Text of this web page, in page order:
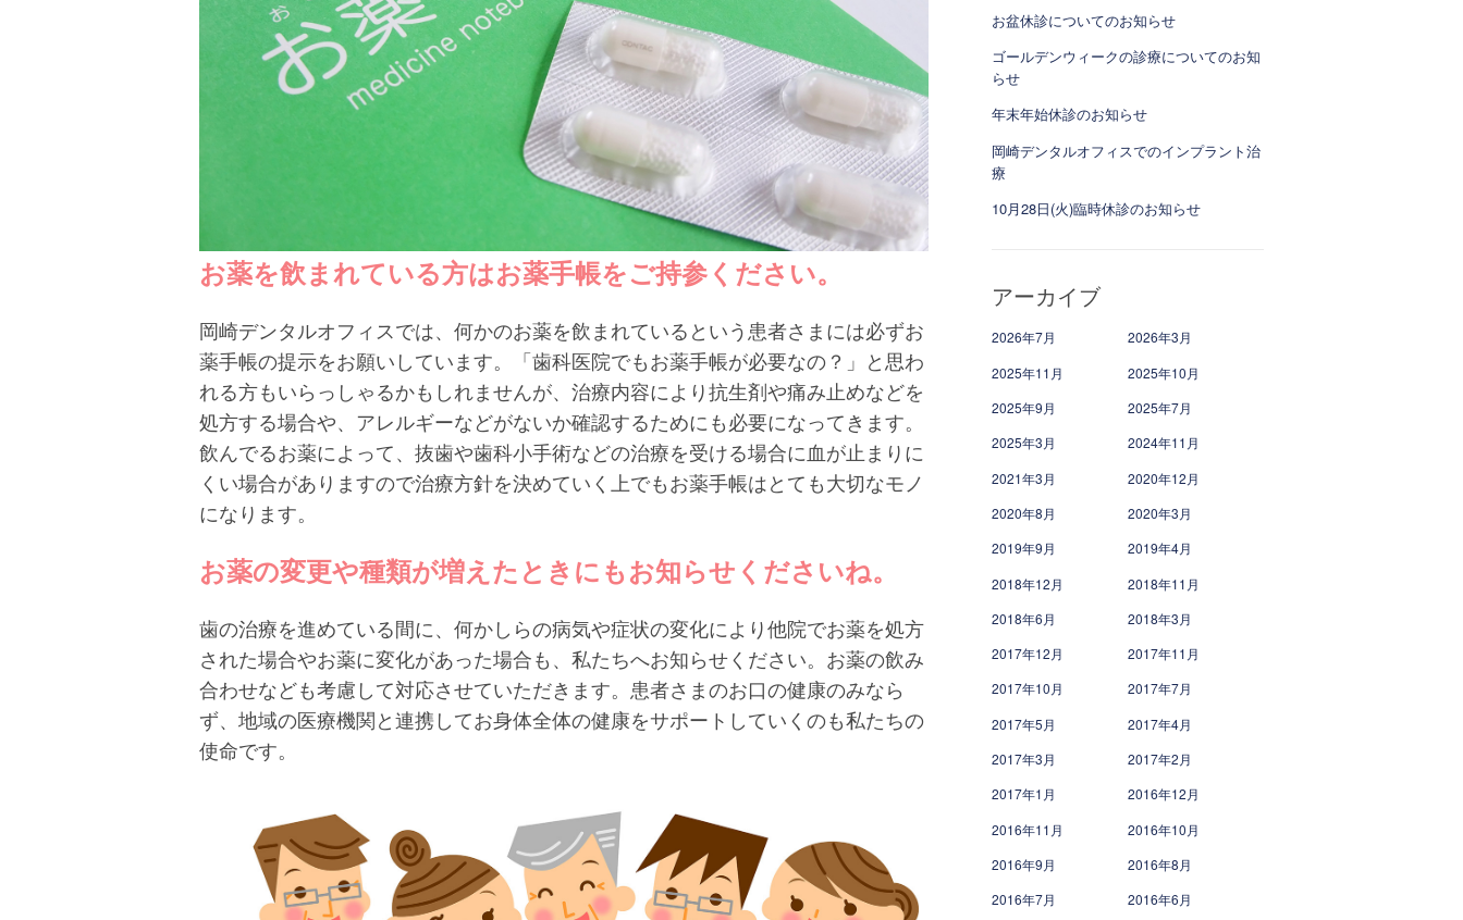
お薬を飲まれている方はお薬手帳をご持参ください。
岡崎デンタルオフィスでは、何かのお薬を飲まれているという患者さまには必ずお
薬手帳の提示をお願いしています。「歯科医院でもお薬手帳が必要なの？」と思わ
れる方もいらっしゃるかもしれませんが、治療内容により抗生剤や痛み止めなどを
処方する場合や、アレルギーなどがないか確認するためにも必要になってきます。
飲んでるお薬によって、抜歯や歯科小手術などの治療を受ける場合に血が止まりに
くい場合がありますので治療方針を決めていく上でもお薬手帳はとても大切なモノ
になります。
お薬の変更や種類が増えたときにもお知らせくださいね。
歯の治療を進めている間に、何かしらの病気や症状の変化により他院でお薬を処方
された場合やお薬に変化があった場合も、私たちへお知らせください。お薬の飲み
合わせなども考慮して対応させていただきます。患者さまのお口の健康のみなら
ず、地域の医療機関と連携してお身体全体の健康をサポートしていくのも私たちの
使命です。
お盆休診についてのお知らせ
ゴールデンウィークの診療についてのお知
らせ
年末年始休診のお知らせ
岡崎デンタルオフィスでのインプラント治
療
10月28日(火)臨時休診のお知らせ
アーカイブ
2026年7月
2026年3月
2025年11月
2025年10月
2025年9月
2025年7月
2025年3月
2024年11月
2021年3月
2020年12月
2020年8月
2020年3月
2019年9月
2019年4月
2018年12月
2018年11月
2018年6月
2018年3月
2017年12月
2017年11月
2017年10月
2017年7月
2017年5月
2017年4月
2017年3月
2017年2月
2017年1月
2016年12月
2016年11月
2016年10月
2016年9月
2016年8月
2016年7月
2016年6月